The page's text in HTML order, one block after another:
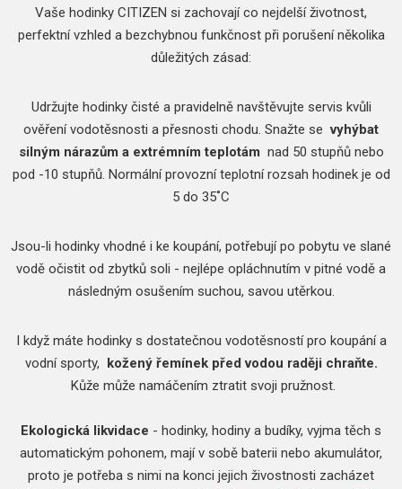
Vaše hodinky CITIZEN si zachovají co nejdelší životnost,
perfektní vzhled a bezchybnou funkčnost při porušení několika
důležitých zásad:
Udržujte hodinky čisté a pravidelně navštěvujte servis kvůli
ověření vodotěsnosti a přesnosti chodu. Snažte sevyhýbat
silným nárazům a extrémním teplotám nad 50 stupňů nebo
pod -10 stupňů. Normální provozní teplotní rozsah hodinek je od
5 do 35˚C
Jsou-li hodinky vhodné i ke koupání, potřebují po pobytu ve slané
vodě očistit od zbytků soli - nejlépe opláchnutím v pitné vodě a
následným osušením suchou, savou utěrkou.
I když máte hodinky s dostatečnou vodotěsností pro koupání a
vodní sporty, kožený řemínek před vodou raději chraňte.
Kůže může namáčením ztratit svoji pružnost.
Ekologická likvidace - hodinky, hodiny a budíky, vyjma těch s
automatickým pohonem, mají v sobě baterii nebo akumulátor,
proto je potřeba s nimi na konci jejich živostnosti zacházet